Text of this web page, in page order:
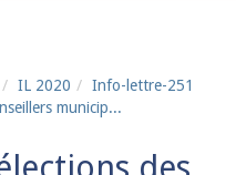
IL 2020
Info-lettre-251
municip...